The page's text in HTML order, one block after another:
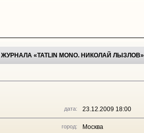
«TATLIN MONO. НИКОЛАЙ ЛЫЗЛОВ»
дата: 23.12.2009 18:00
город: Москва